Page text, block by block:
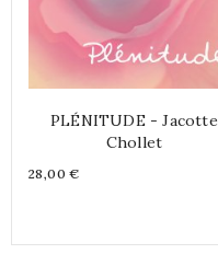
PLÉNITUDE - Jacotte
Chollet
Price
28,00 €